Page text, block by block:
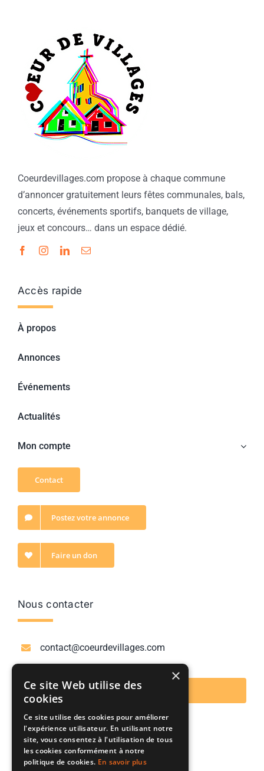
Coeurdevillages.com propose à chaque commune
d’annoncer gratuitement leurs fêtes communales, bals,
concerts, événements sportifs, banquets de village,
jeux et concours… dans un espace dédié.
Accès rapide
À propos
Annonces
Événements
Actualités
Mon compte
Contact
Postez votre annonce
Faire un don
Nous contacter
contact@coeurdevillages.com
Nous contacter
Ils supportent notre initiative
×
Ce site Web utilise des
cookies
Ce site utilise des cookies pour améliorer
l'expérience utilisateur. En utilisant notre
site, vous consentez à l'utilisation de tous
les cookies conformément à notre
politique de cookies. En savoir plus